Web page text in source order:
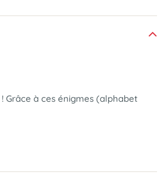
Grâce à ces énigmes (alphabet